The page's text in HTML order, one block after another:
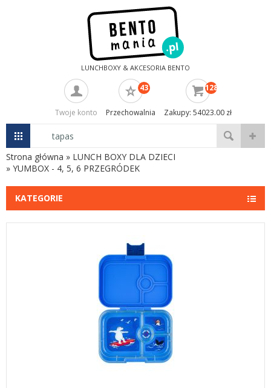
LUNCHBOXY & AKCESORIA BENTO
Twoje konto
43
Przechowalnia
128
Zakupy: 54023.00 zł
Strona główna » LUNCH BOXY DLA DZIECI
» YUMBOX - 4, 5, 6 PRZEGRÓDEK
KATEGORIE